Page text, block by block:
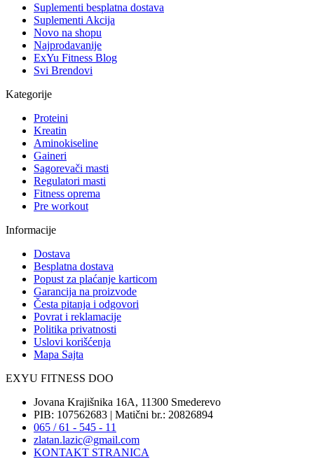
Suplementi besplatna dostava
Suplementi Akcija
Novo na shopu
Najprodavanije
ExYu Fitness Blog
Svi Brendovi
Kategorije
Proteini
Kreatin
Aminokiseline
Gaineri
Sagorevači masti
Regulatori masti
Fitness oprema
Pre workout
Informacije
Dostava
Besplatna dostava
Popust za plaćanje karticom
Garancija na proizvode
Česta pitanja i odgovori
Povrat i reklamacije
Politika privatnosti
Uslovi korišćenja
Mapa Sajta
EXYU FITNESS DOO
Jovana Krajišnika 16A, 11300 Smederevo
PIB: 107562683 | Matični br.: 20826894
065 / 61 - 545 - 11
zlatan.lazic@gmail.com
KONTAKT STRANICA